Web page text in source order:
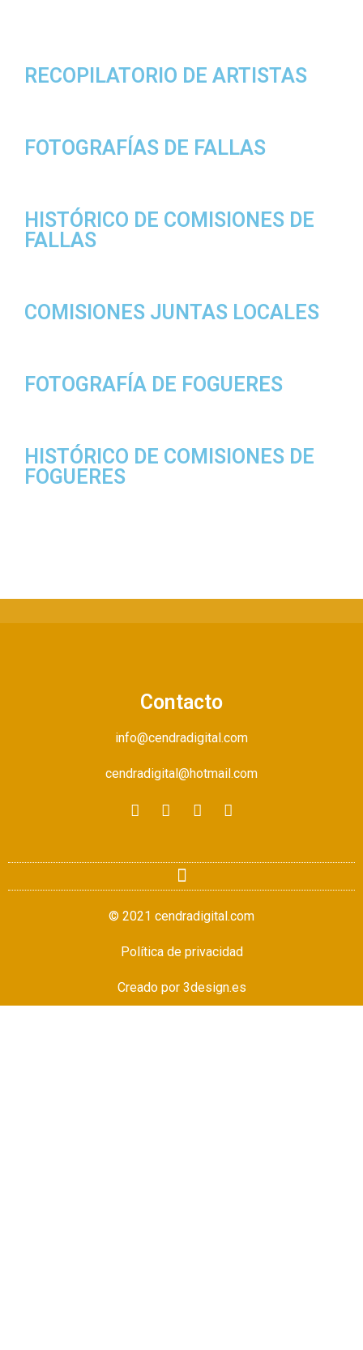
RECOPILATORIO DE ARTISTAS
FOTOGRAFÍAS DE FALLAS
HISTÓRICO DE COMISIONES DE
FALLAS
COMISIONES JUNTAS LOCALES
FOTOGRAFÍA DE FOGUERES
HISTÓRICO DE COMISIONES DE
FOGUERES
Contacto
info@cendradigital.com
cendradigital@hotmail.com
© 2021 cendradigital.com
Política de privacidad
Creado por 3design.es